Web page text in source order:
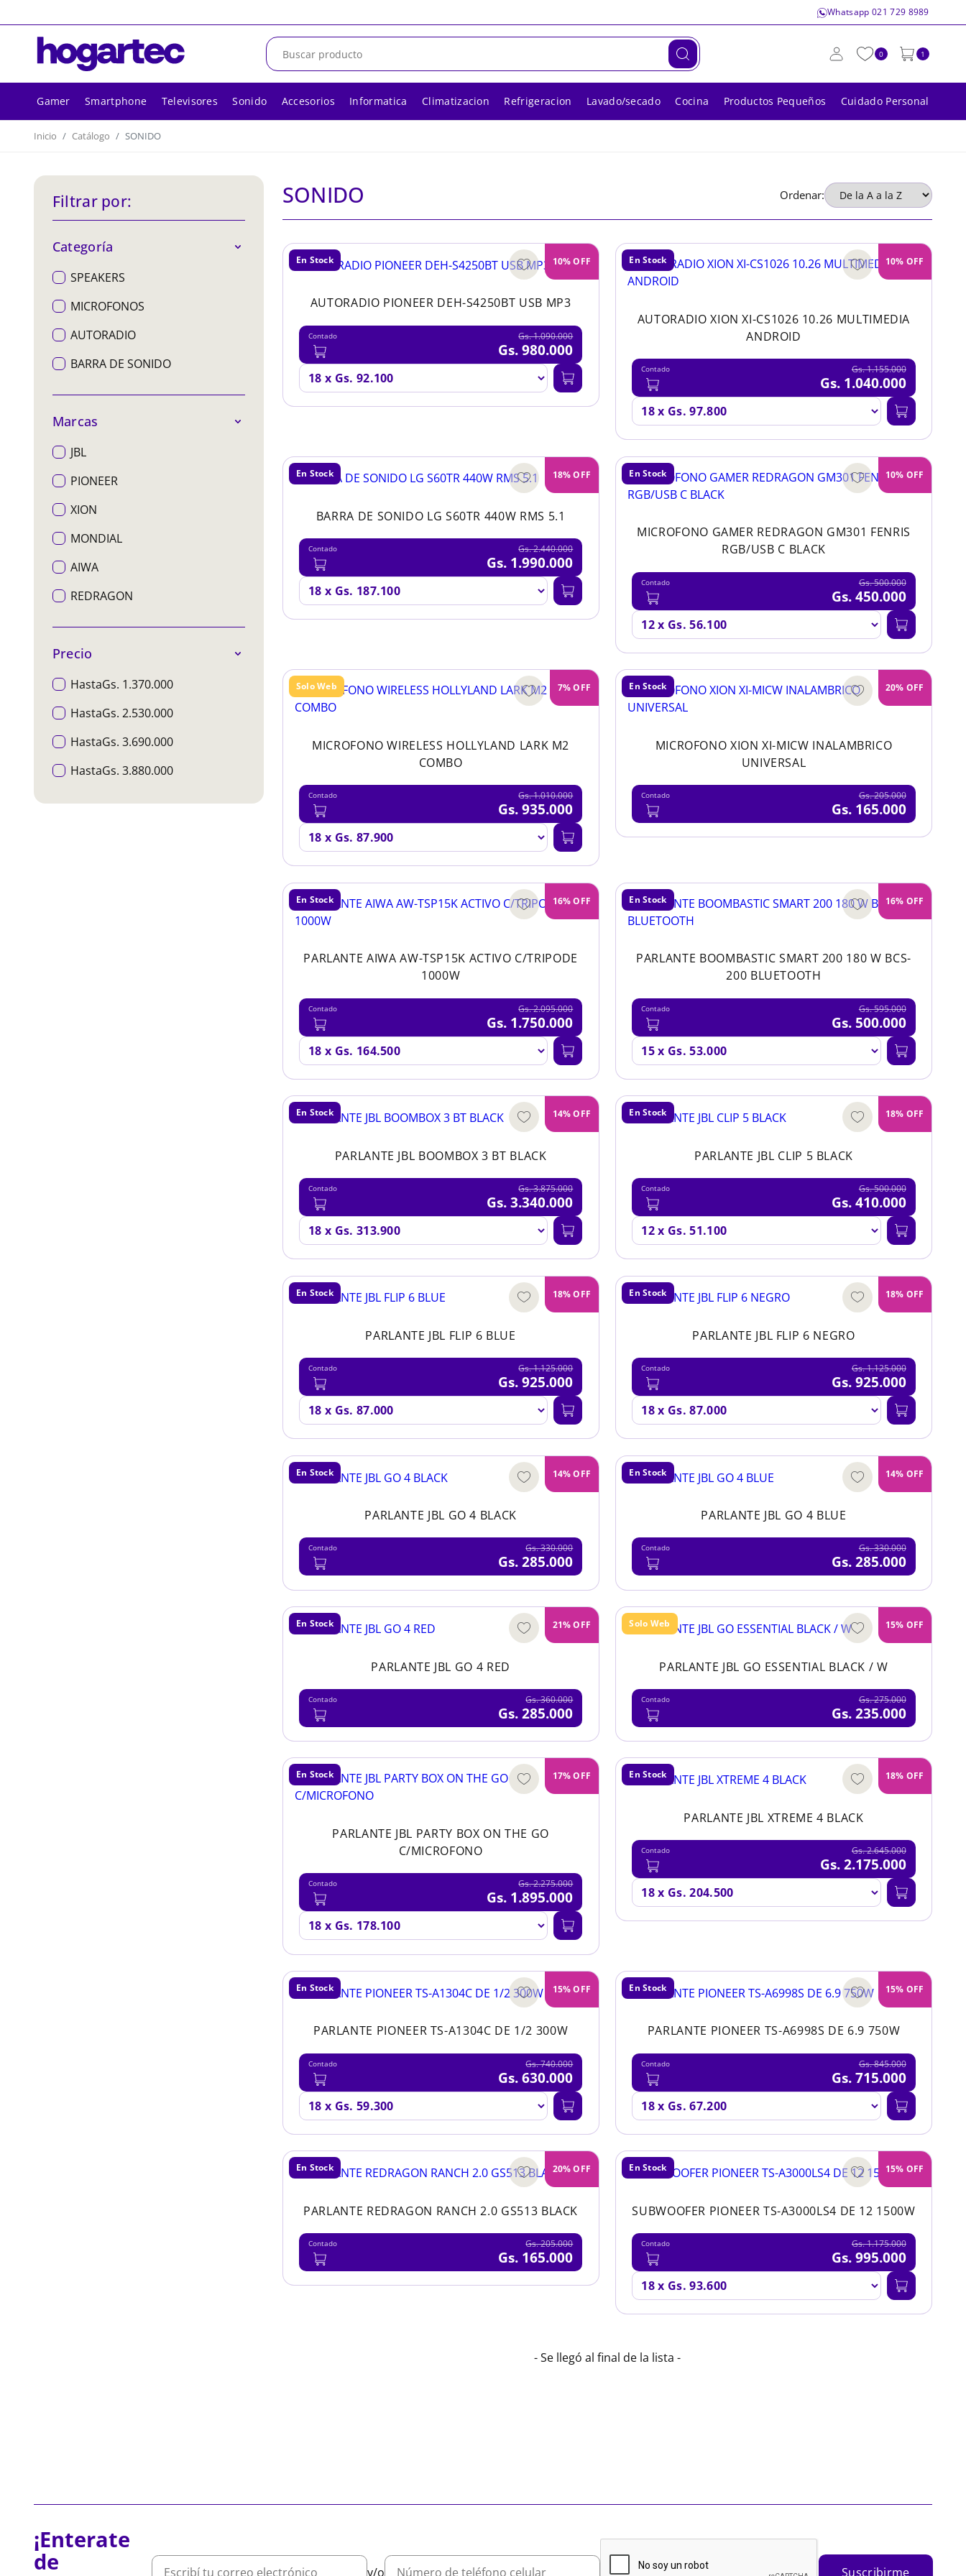
Whatsapp 021 729 8989
0 1
Gamer Smartphone Televisores Sonido Accesorios Informatica Climatizacion Refrigeracion Lavado/secado Cocina Productos Pequeños Cuidado Personal
Inicio Catálogo SONIDO
Filtrar por:
Categoría
SPEAKERS
MICROFONOS
AUTORADIO
BARRA DE SONIDO
Marcas
JBL
PIONEER
XION
MONDIAL
AIWA
REDRAGON
Precio
HastaGs. 1.370.000
HastaGs. 2.530.000
HastaGs. 3.690.000
HastaGs. 3.880.000
SONIDO Ordenar:
10% OFF
En Stock
AUTORADIO PIONEER DEH-S4250BT USB MP3
Contado Gs. 1.090.000
Gs. 980.000
10% OFF
En Stock
AUTORADIO XION XI-CS1026 10.26 MULTIMEDIA
ANDROID
Contado Gs. 1.155.000
Gs. 1.040.000
18% OFF
En Stock
BARRA DE SONIDO LG S60TR 440W RMS 5.1
Contado Gs. 2.440.000
Gs. 1.990.000
10% OFF
En Stock
MICROFONO GAMER REDRAGON GM301 FENRIS
RGB/USB C BLACK
Contado Gs. 500.000
Gs. 450.000
7% OFF
Solo Web
MICROFONO WIRELESS HOLLYLAND LARK M2
COMBO
Contado Gs. 1.010.000
Gs. 935.000
20% OFF
En Stock
MICROFONO XION XI-MICW INALAMBRICO
UNIVERSAL
Contado Gs. 205.000
Gs. 165.000
16% OFF
En Stock
PARLANTE AIWA AW-TSP15K ACTIVO C/TRIPODE
1000W
Contado Gs. 2.095.000
Gs. 1.750.000
16% OFF
En Stock
PARLANTE BOOMBASTIC SMART 200 180 W BCS-
200 BLUETOOTH
Contado Gs. 595.000
Gs. 500.000
14% OFF
En Stock
PARLANTE JBL BOOMBOX 3 BT BLACK
Contado Gs. 3.875.000
Gs. 3.340.000
18% OFF
En Stock
PARLANTE JBL CLIP 5 BLACK
Contado Gs. 500.000
Gs. 410.000
18% OFF
En Stock
PARLANTE JBL FLIP 6 BLUE
Contado Gs. 1.125.000
Gs. 925.000
18% OFF
En Stock
PARLANTE JBL FLIP 6 NEGRO
Contado Gs. 1.125.000
Gs. 925.000
14% OFF
En Stock
PARLANTE JBL GO 4 BLACK
Contado Gs. 330.000
Gs. 285.000
14% OFF
En Stock
PARLANTE JBL GO 4 BLUE
Contado Gs. 330.000
Gs. 285.000
21% OFF
En Stock
PARLANTE JBL GO 4 RED
Contado Gs. 360.000
Gs. 285.000
15% OFF
Solo Web
PARLANTE JBL GO ESSENTIAL BLACK / W
Contado Gs. 275.000
Gs. 235.000
17% OFF
En Stock
PARLANTE JBL PARTY BOX ON THE GO
C/MICROFONO
Contado Gs. 2.275.000
Gs. 1.895.000
18% OFF
En Stock
PARLANTE JBL XTREME 4 BLACK
Contado Gs. 2.645.000
Gs. 2.175.000
15% OFF
En Stock
PARLANTE PIONEER TS-A1304C DE 1/2 300W
Contado Gs. 740.000
Gs. 630.000
15% OFF
En Stock
PARLANTE PIONEER TS-A6998S DE 6.9 750W
Contado Gs. 845.000
Gs. 715.000
20% OFF
En Stock
PARLANTE REDRAGON RANCH 2.0 GS513 BLACK
Contado Gs. 205.000
Gs. 165.000
15% OFF
En Stock
SUBWOOFER PIONEER TS-A3000LS4 DE 12 1500W
Contado Gs. 1.175.000
Gs. 995.000
- Se llegó al final de la lista -
¡Enterate
de y/o Suscribirme